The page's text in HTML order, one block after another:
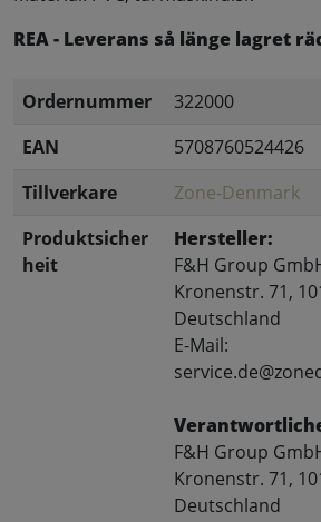
REA - Leverans så länge lagret
Ordernummer
322000
EAN
5708760524426
Tillverkare
Zone-Denmark
Produktsicher
heit
Hersteller:
F&H Group
Kronenstr. 71,
Deutschland
E-Mail:
F&H Group
Kronenstr. 71,
Deutschland